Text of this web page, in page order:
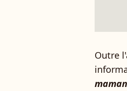
Outre